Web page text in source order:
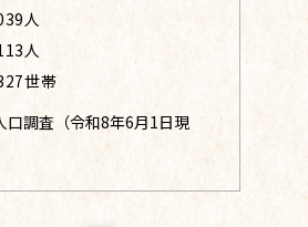
人
人
世帯
口調査（令和8年6月1日現